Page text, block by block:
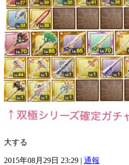
大する
2015年08月29日 23:29 | 通報